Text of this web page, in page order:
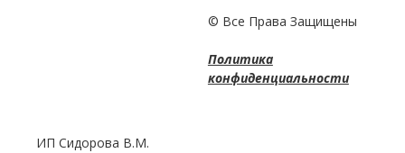
© Все Права Защищены
Политика
конфиденциальности
ИП Сидорова В.М.